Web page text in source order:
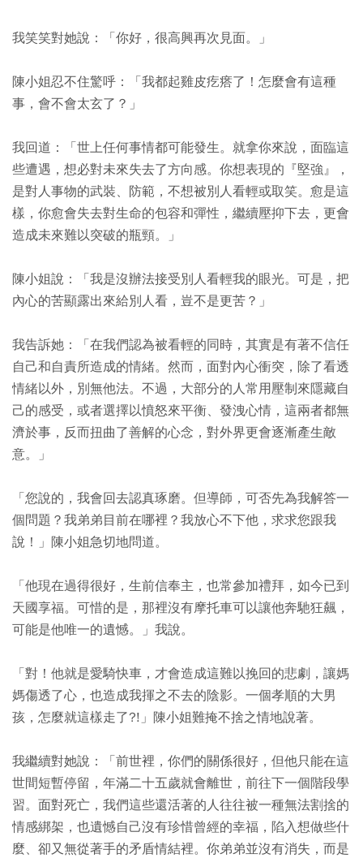
我笑笑對她說：「你好，很高興再次見面。」
陳小姐忍不住驚呼：「我都起雞皮疙瘩了！怎麼會有這種
事，會不會太玄了？」
我回道：「世上任何事情都可能發生。就拿你來說，面臨這
些遭遇，想必對未來失去了方向感。你想表現的『堅強』，
是對人事物的武裝、防範，不想被別人看輕或取笑。愈是這
樣，你愈會失去對生命的包容和彈性，繼續壓抑下去，更會
造成未來難以突破的瓶頸。」
陳小姐說：「我是沒辦法接受別人看輕我的眼光。可是，把
內心的苦顯露出來給別人看，豈不是更苦？」
我告訴她：「在我們認為被看輕的同時，其實是有著不信任
自己和自責所造成的情緒。然而，面對內心衝突，除了看透
情緒以外，別無他法。不過，大部分的人常用壓制來隱藏自
己的感受，或者選擇以憤怒來平衡、發洩心情，這兩者都無
濟於事，反而扭曲了善解的心念，對外界更會逐漸產生敵
意。」
「您說的，我會回去認真琢磨。但導師，可否先為我解答一
個問題？我弟弟目前在哪裡？我放心不下他，求求您跟我
說！」陳小姐急切地問道。
「他現在過得很好，生前信奉主，也常參加禮拜，如今已到
天國享福。可惜的是，那裡沒有摩托車可以讓他奔馳狂飆，
可能是他唯一的遺憾。」我說。
「對！他就是愛騎快車，才會造成這難以挽回的悲劇，讓媽
媽傷透了心，也造成我揮之不去的陰影。一個孝順的大男
孩，怎麼就這樣走了?!」陳小姐難掩不捨之情地說著。
我繼續對她說：「前世裡，你們的關係很好，但他只能在這
世間短暫停留，年滿二十五歲就會離世，前往下一個階段學
習。面對死亡，我們這些還活著的人往往被一種無法割捨的
情感綁架，也遺憾自己沒有珍惜曾經的幸福，陷入想做些什
麼、卻又無從著手的矛盾情結裡。你弟弟並沒有消失，而是